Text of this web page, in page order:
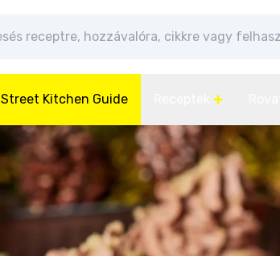
Street Kitchen Guide